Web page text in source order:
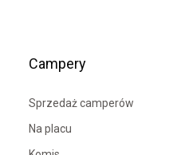
Campery
Sprzedaż camperów
Na placu